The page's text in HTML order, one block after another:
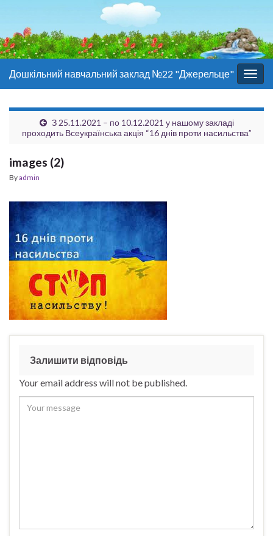
Дошкільний навчальний заклад №22 "Джерельце"
З 25.11.2021 – по 10.12.2021 у нашому закладі
проходить Всеукраїнська акція “16 днів проти насильства”
images (2)
Byadmin
Залишити відповідь
Your email address will not be published.